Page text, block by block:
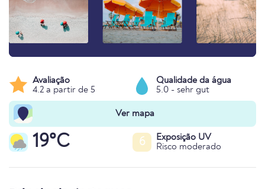
Avaliação
4.2 a partir de 5
Qualidade da água
5.0 - sehr gut
Ver mapa
19°C 6
Exposição UV
Risco moderado